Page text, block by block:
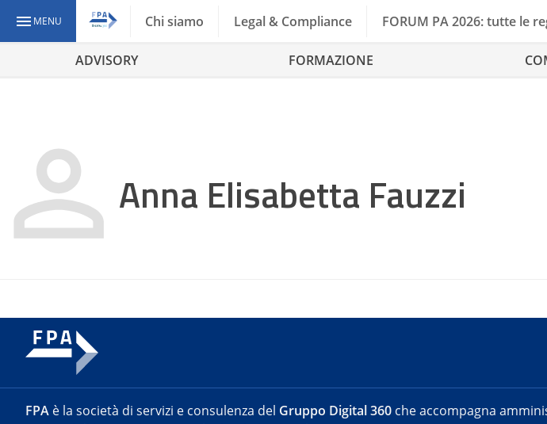
MENU Chi siamo Legal & Compliance FORUM PA 2026: tutte le
ADVISORY FORMAZIONE
Anna Elisabetta Fauzzi
FPA è la società di servizi e consulenza del Gruppo Digital 360 che accompagna